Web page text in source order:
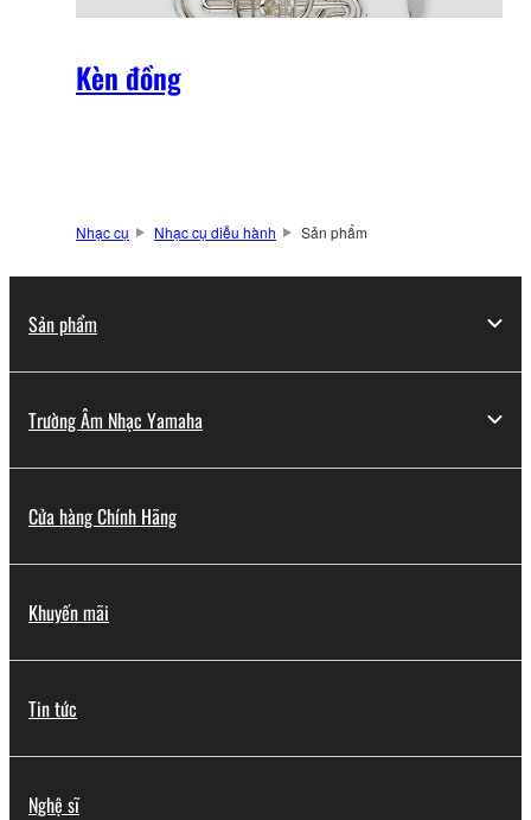
Kèn đồng
Nhạc cụ Nhạc cụ diễu hành Sản phẩm
Sản phẩm
Trường Âm Nhạc Yamaha
Cửa hàng Chính Hãng
Khuyến mãi
Tin tức
Nghệ sĩ